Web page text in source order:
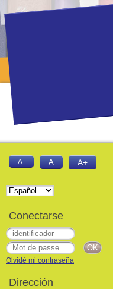
A- A A+
Conectarse
Olvidé mi contraseña
Dirección